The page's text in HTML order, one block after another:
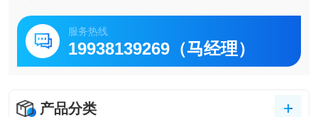
服务热线
19938139269（马经理）
产品分类